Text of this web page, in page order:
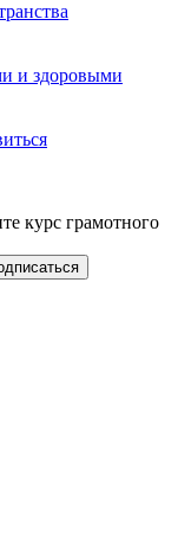
и здоровыми
курс грамотного